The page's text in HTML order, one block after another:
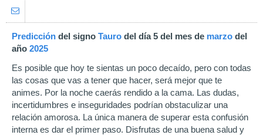
Predicción del signo Tauro del día 5 del mes de marzo del
año 2025
Es posible que hoy te sientas un poco decaído, pero con todas
las cosas que vas a tener que hacer, será mejor que te
animes. Por la noche caerás rendido a la cama. Las dudas,
incertidumbres e inseguridades podrían obstaculizar una
relación amorosa. La única manera de superar esta confusión
interna es dar el primer paso. Disfrutas de una buena salud y